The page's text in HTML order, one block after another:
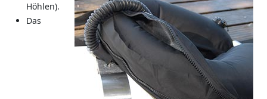
Höhlen).
Das